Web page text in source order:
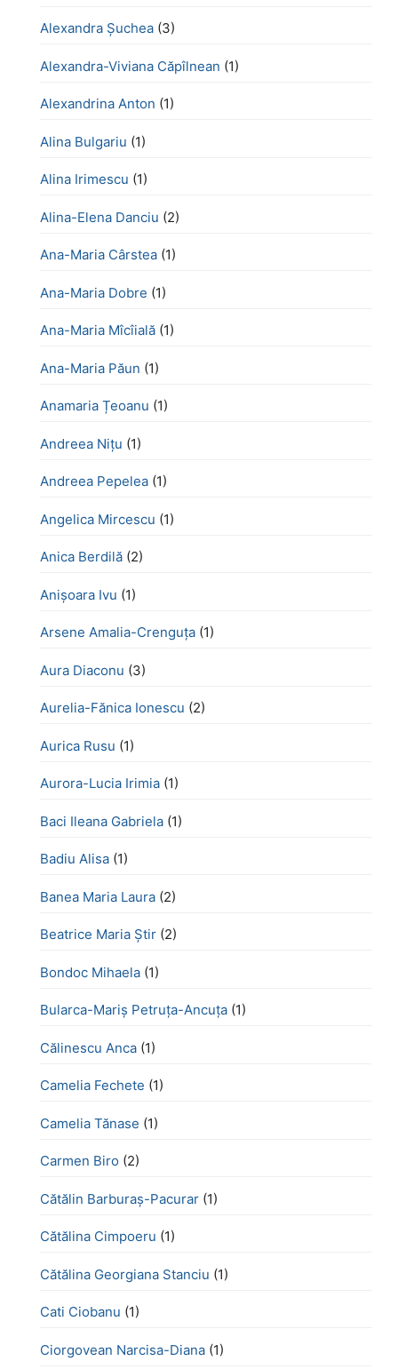
Alexandra Șuchea (3)
Alexandra-Viviana Căpîlnean (1)
Alexandrina Anton (1)
Alina Bulgariu (1)
Alina Irimescu (1)
Alina-Elena Danciu (2)
Ana-Maria Cârstea (1)
Ana-Maria Dobre (1)
Ana-Maria Mîcîială (1)
Ana-Maria Păun (1)
Anamaria Țeoanu (1)
Andreea Nițu (1)
Andreea Pepelea (1)
Angelica Mircescu (1)
Anica Berdilă (2)
Anișoara Ivu (1)
Arsene Amalia-Crenguța (1)
Aura Diaconu (3)
Aurelia-Fănica Ionescu (2)
Aurica Rusu (1)
Aurora-Lucia Irimia (1)
Baci Ileana Gabriela (1)
Badiu Alisa (1)
Banea Maria Laura (2)
Beatrice Maria Știr (2)
Bondoc Mihaela (1)
Bularca-Mariș Petruța-Ancuța (1)
Călinescu Anca (1)
Camelia Fechete (1)
Camelia Tănase (1)
Carmen Biro (2)
Cătălin Barburaș-Pacurar (1)
Cătălina Cimpoeru (1)
Cătălina Georgiana Stanciu (1)
Cati Ciobanu (1)
Ciorgovean Narcisa-Diana (1)